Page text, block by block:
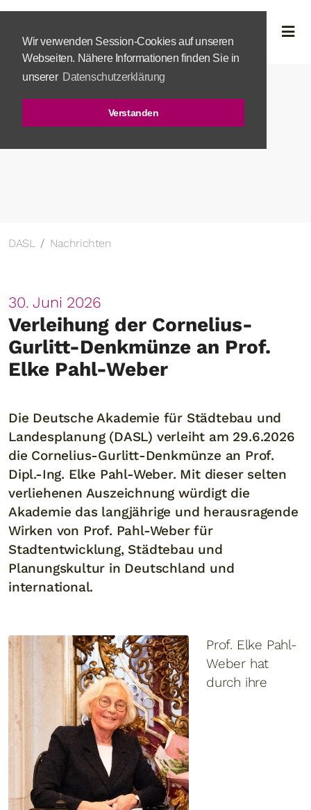
Wir verwenden Session-Cookies auf unseren
Webseiten. Nähere Informationen finden Sie in
unserer Datenschutzerklärung
Verstanden
DASL Nachrichten
30. Juni 2026
Verleihung der Cornelius-
Gurlitt-Denkmünze an Prof.
Elke Pahl-Weber
Die Deutsche Akademie für Städtebau und
Landesplanung (DASL) verleiht am 29.6.2026
die Cornelius-Gurlitt-Denkmünze an Prof.
Dipl.-Ing. Elke Pahl-Weber. Mit dieser selten
verliehenen Auszeichnung würdigt die
Akademie das langjährige und herausragende
Wirken von Prof. Pahl-Weber für
Stadtentwicklung, Städtebau und
Planungskultur in Deutschland und
international.
Prof. Elke Pahl-
Weber hat
durch ihre